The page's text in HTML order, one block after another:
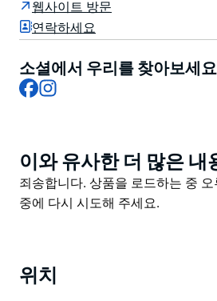
만듭니다. 새롭고 흥미로운 메뉴가
될 예정입니다!
웹사이트 방문
연락하세요
소셜에서 우리를 찾아보세요
Facebook
Product
List
이와 유사한 더 많은 내
Product
List
죄송합니다. 상품을 로드하는 중
중에 다시 시도해 주세요.
위치